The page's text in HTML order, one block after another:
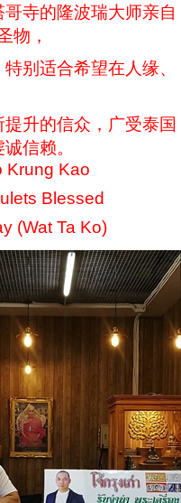
寺的隆波瑞大师亲自
物，
别适合希望在人缘、
升的信众，广受泰国
信赖。
Krung Kao
Blessed
(Wat Ta Ko)